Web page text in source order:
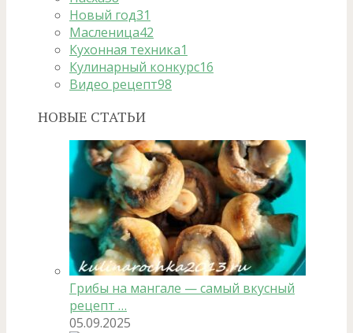
Новый год31
Масленица42
Кухонная техника1
Кулинарный конкурс16
Видео рецепт98
НОВЫЕ СТАТЬИ
Грибы на мангале — самый вкусный
рецепт …
05.09.2025